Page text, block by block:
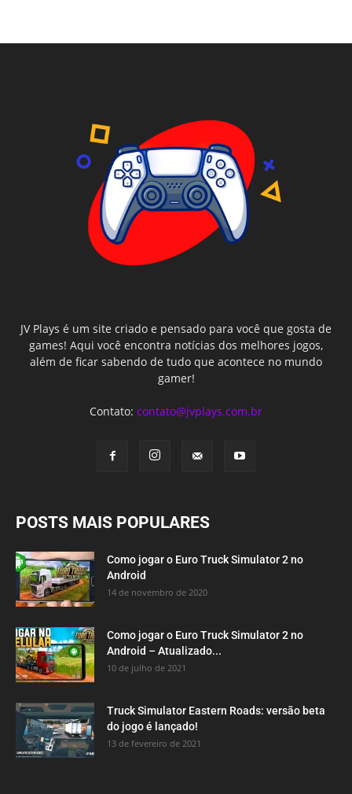
JV Plays é um site criado e pensado para você que gosta de
games! Aqui você encontra notícias dos melhores jogos,
além de ficar sabendo de tudo que acontece no mundo
gamer!
Contato: contato@jvplays.com.br
POSTS MAIS POPULARES
Como jogar o Euro Truck Simulator 2 no
Android
14 de novembro de 2020
Como jogar o Euro Truck Simulator 2 no
Android – Atualizado...
10 de julho de 2021
Truck Simulator Eastern Roads: versão beta
do jogo é lançado!
13 de fevereiro de 2021